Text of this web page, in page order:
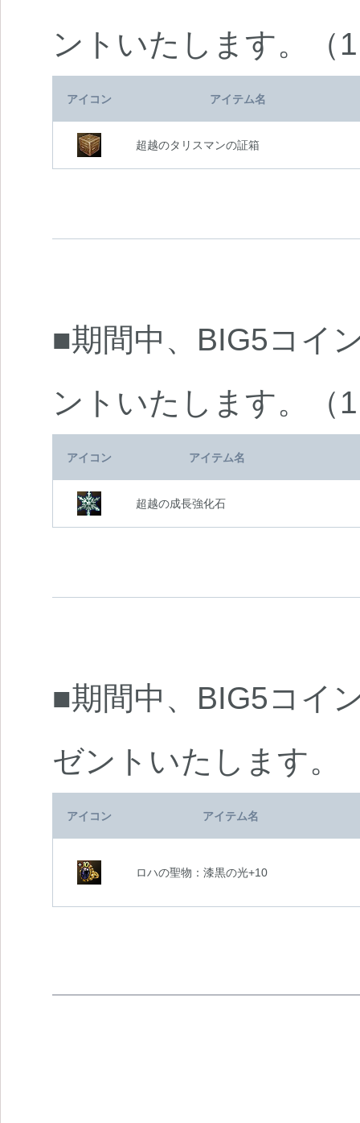
ントいたします。（
アイコン アイテム名
超越のタリスマンの証箱
■期間中、BIG5コイ
ントいたします。（
アイコン アイテム名
超越の成長強化石
■期間中、BIG5コイ
ゼントいたします。
アイコン アイテム名
ロハの聖物：漆黒の光+10